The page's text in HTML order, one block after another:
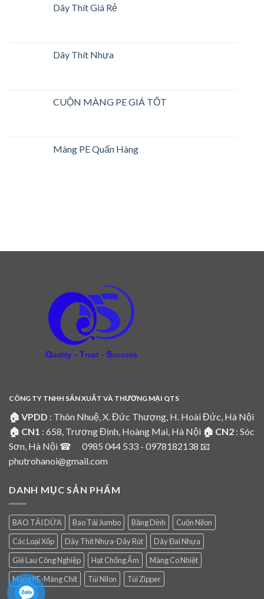
Dây Thít Giá Rẻ
Dây Thít Nhựa
CUỘN MÀNG PE GIÁ TỐT
Màng PE Quấn Hàng
CÔNG TY TNHH SẢN XUẤT VÀ THƯƠNG MẠI QTS
🏠 VPDD : Thôn Nhuệ, X. Đức Thượng, H. Hoài Đức, Hà Nội
🏠 CN1 : 658, Trương Định, Hoàng Mai, Hà Nội 🏠 CN2 : Sóc
Sơn, Hà Nội ☎ 0985 044 533 - 0978182138 📧
phutrohanoi@gmail.com
DANH MỤC SẢN PHẨM
BAO TẢI DỨA Bao Tải Jumbo Băng Dính
Cuộn Nilon
Các Loại Xốp
Dây Thít Nhựa-Dây Rút
Dây Đai Nhựa
Giẻ Lau Công Nghiệp
Hạt Chống Ẩm
Màng Co Nhiệt
Màng PE-Màng Chít
Túi Nilon Túi Zipper